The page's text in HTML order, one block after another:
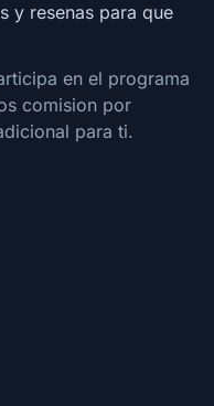
y resenas para que
en el programa
comision por
para ti.